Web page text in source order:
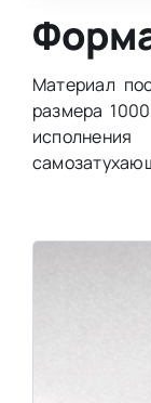
Материал
размера